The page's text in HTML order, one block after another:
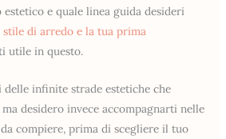
e quale linea guida desideri
stile di arredo e la tua prima
utile in questo.
infinite strade estetiche che
desidero invece accompagnarti nelle
compiere, prima di scegliere il tuo